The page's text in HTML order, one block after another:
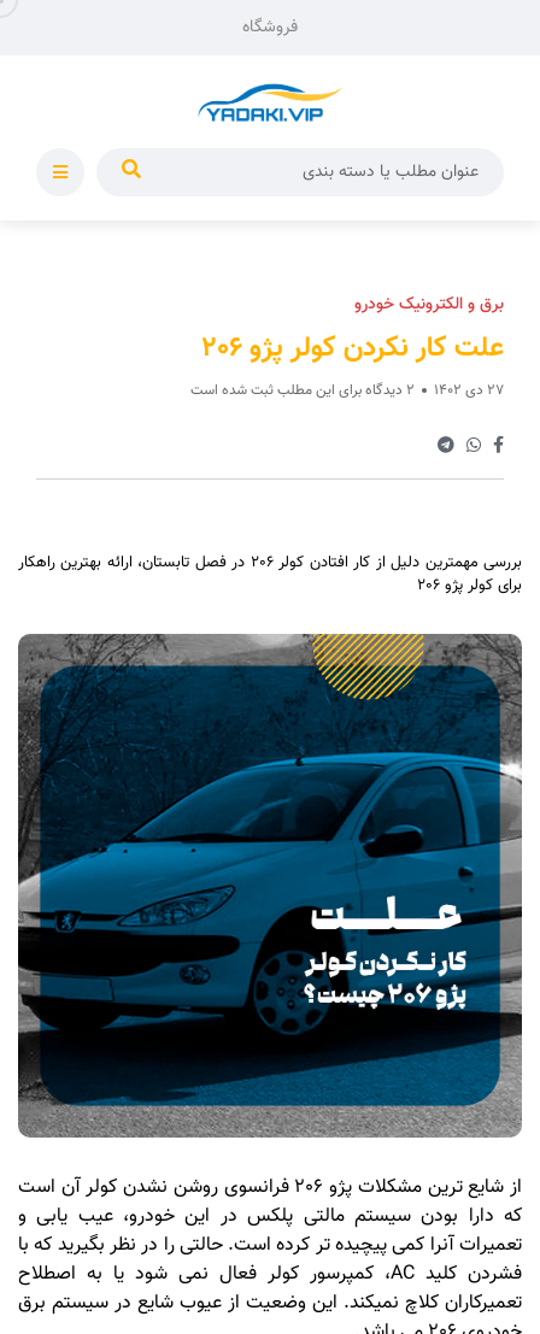
فروشگاه
برق و الکترونیک خودرو
علت کار نکردن کولر پژو 206
27 دی 1402 2 دیدگاه برای این مطلب ثبت شده است
بررسی مهمترین دلیل از کار افتادن کولر 206 در فصل تابستان، ارائه بهترین راهکار
برای کولر پژو 206
از شایع ترین مشکلات پژو 206 فرانسوی روشن نشدن کولر آن است
که دارا بودن سیستم مالتی پلکس در این خودرو، عیب یابی و
تعمیرات آنرا کمی پیچیده تر کرده است. حالتی را در نظر بگیرید که با
فشردن کلید AC، کمپرسور کولر فعال نمی شود یا به اصطلاح
تعمیرکاران کلاچ نمیکند. این وضعیت از عیوب شایع در سیستم برق